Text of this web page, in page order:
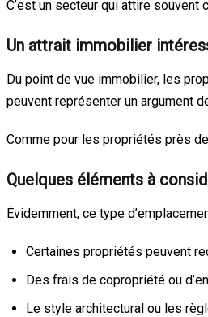
C’est un secteur qui attire souvent
Un attrait immobilier
Du point de vue immobilier, les
peuvent représenter un argument
Comme pour les propriétés près
Quelques éléments à
Évidemment, ce type
Certaines propriétés peuvent
Des frais de copropriété ou
Le style architectural ou les